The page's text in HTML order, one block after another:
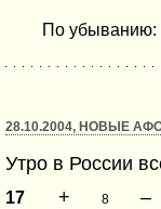
По убыванию:
28.10.2004, НОВЫЕ
Утро в России
17 + 8 –